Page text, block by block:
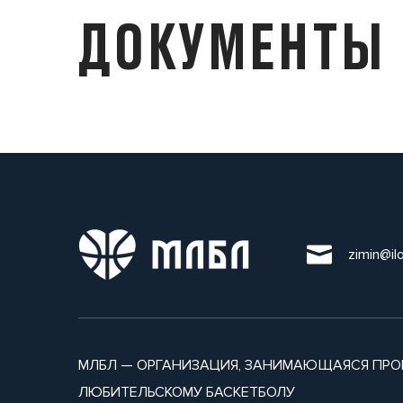
ДОКУМЕНТЫ
МЛБЛ — ОРГАНИЗАЦИЯ, ЗАНИМАЮЩАЯСЯ
ЛЮБИТЕЛЬСКОМУ БАСКЕТБОЛУ